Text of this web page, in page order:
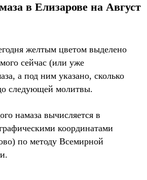
в Елизарове на Август
желтым цветом выделено
сейчас (или уже
а под ним указано, сколько
следующей молитвы.
намаза вычисляется в
координатами
по методу Всемирной